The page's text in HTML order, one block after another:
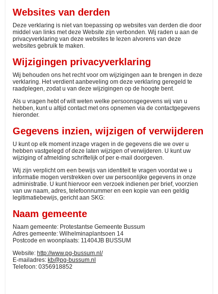
Websites van derden
Deze verklaring is niet van toepassing op websites van derden die door
middel van links met deze Website zijn verbonden. Wij raden u aan de
privacyverklaring van deze websites te lezen alvorens van deze
websites gebruik te maken.
Wijzigingen privacyverklaring
Wij behouden ons het recht voor om wijzigingen aan te brengen in deze
verklaring. Het verdient aanbeveling om deze verklaring geregeld te
raadplegen, zodat u van deze wijzigingen op de hoogte bent.
Als u vragen hebt of wilt weten welke persoonsgegevens wij van u
hebben, kunt u altijd contact met ons opnemen via de contactgegevens
hieronder.
Gegevens inzien, wijzigen of verwijderen
U kunt op elk moment inzage vragen in de gegevens die we over u
hebben vastgelegd of deze laten wijzigen of verwijderen. U kunt uw
wijziging of afmelding schriftelijk of per e-mail doorgeven.
Wij zijn verplicht om een bewijs van identiteit te vragen voordat we u
informatie mogen verstrekken over uw persoonlijke gegevens in onze
administratie. U kunt hiervoor een verzoek indienen per brief, voorzien
van uw naam, adres, telefoonnummer en een kopie van een geldig
legitimatiebewijs, gericht aan SKG:
Naam gemeente
Naam gemeente: Protestantse Gemeente Bussum
Adres gemeente: Wilhelminaplantsoen 14
Postcode en woonplaats: 11404JB BUSSUM
Website: http://www.pg-bussum.nl/
E-mailadres: kb@pg-bussum.nl
Telefoon: 0356918852